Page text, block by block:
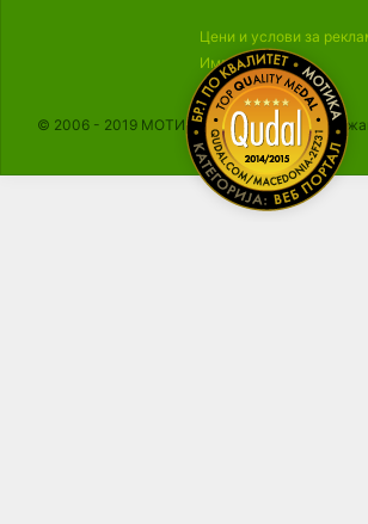
Цени и услови за
Импресум
© 2006 - 2019 МОТИКА, Сите права се